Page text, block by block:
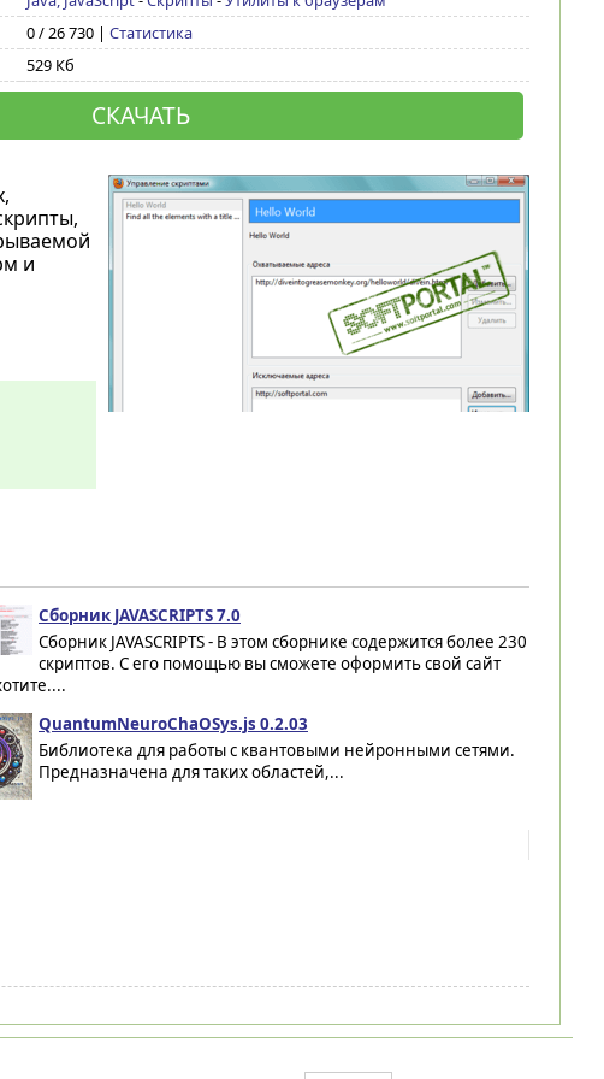
0 / 26 730 | Статистика
529 Кб
СКАЧАТЬ
и
Сборник JAVASCRIPTS 7.0
Сборник JAVASCRIPTS - В этом сборнике содержится более 230
скриптов. С его помощью вы сможете оформить свой сайт
QuantumNeuroChaOSys.js 0.2.03
Библиотека для работы с квантовыми нейронными сетями.
Предназначена для таких областей,...